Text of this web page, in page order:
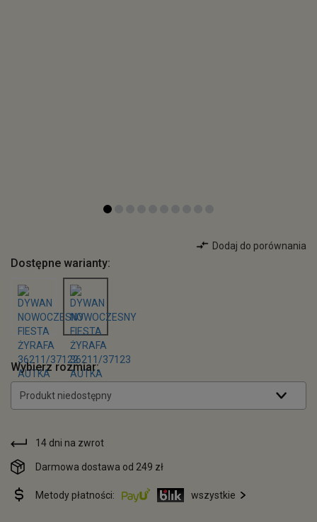
Dodaj do porównania
Dostępne warianty:
Wybierz rozmiar:
Produkt niedostępny
14 dni na zwrot
Darmowa dostawa od 249 zł
Metody płatności: wszystkie